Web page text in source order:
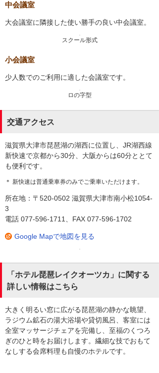
中会議室
大会議室に隣接した使い勝手の良い中会議室。
スクール形式
小会議室
少人数でのご利用に適した会議室です。
ロの字型
交通アクセス
滋賀県大津市琵琶湖の湖西に位置し、JR湖西線
新快速で京都から30分、大阪からは60分ととて
も便利です。
＊ 新快速は普通乗車券のみでご乗車いただけます。
所在地：〒520-0502 滋賀県大津市南小松1054-
3
電話 077-596-1711、FAX 077-596-1702
Google Mapで地図を見る
「ホテル琵琶レイクオーツカ」に関する
詳しい情報はこちら
大きく明るい窓に広がる琵琶湖の静かな眺望、
ラジウム鉱石の湯大浴場や貸切風呂、客室には
全室マッサージチェアを完備し、至福のくつろ
ぎのひと時をお届けします。繊細な技でおもて
なしする会席料理も自慢のホテルです。